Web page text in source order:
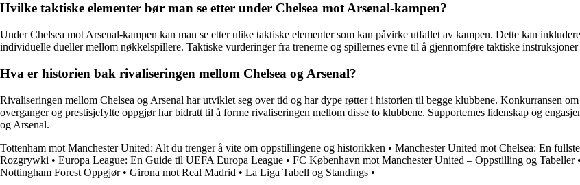
Hvilke taktiske elementer bør man se etter under Chelsea mot Arsenal-kampen?
Under Chelsea mot Arsenal-kampen kan man se etter ulike taktiske elementer som kan påvirke utfallet av kampen. Dette kan
individuelle dueller mellom nøkkelspillere. Taktiske vurderinger fra trenerne og spillernes evne til å gjennomføre taktiske
Hva er historien bak rivaliseringen mellom Chelsea og Arsenal?
Rivaliseringen mellom Chelsea og Arsenal har utviklet seg over tid og har dype røtter i historien til begge klubbene. Konkurransen
overganger og prestisjefylte oppgjør har bidratt til å forme rivaliseringen mellom disse to klubbene. Supporternes lidenskap og
og Arsenal.
Tottenham mot Manchester United: Alt du trenger å vite om oppstillingene og historikken • Manchester United mot Chelsea: En
Rozgrywki • Europa League: En Guide til UEFA Europa League • FC København mot Manchester United – Oppstilling og Tabeller•
Nottingham Forest Oppgjør• Girona mot Real Madrid • La Liga Tabell og Standings •